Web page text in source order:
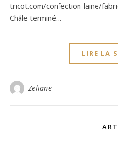
tricot.com/confection-laine/
Châle terminé…
LIRE LA
Zeliane